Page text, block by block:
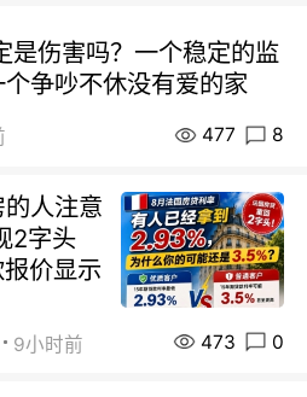
是伤害吗？一个稳定的监
争吵不休没有爱的家
477 8
人注意
2字头
价显示
9小时前 473 0